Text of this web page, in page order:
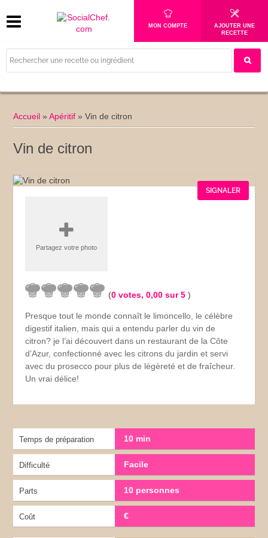
MON COMPTE
AJOUTER UNE
RECETTE
Accueil »Apéritif »Vin de citron
Vin de citron
SIGNALER
Partagez votre photo
(0 votes,0,00 sur 5)
Presque tout le monde connaît le limoncello, le célèbre
digestif italien, mais qui a entendu parler du vin de
citron? je l’ai découvert dans un restaurant de la Côte
d’Azur, confectionné avec les citrons du jardin et servi
avec du prosecco pour plus de légèreté et de fraîcheur.
Un vrai délice!
Temps de préparation 10 min
Difficulté Facile
Parts 10 personnes
Coût €